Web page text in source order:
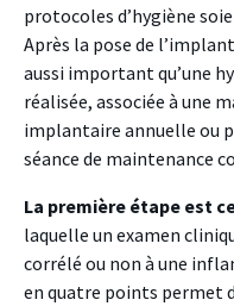
protocoles d’hygiène
Après la pose de
aussi important qu’une
réalisée, associée à une
implantaire annuelle ou
séance de maintenance
La première étape est
laquelle un examen
corrélé ou non à une
en quatre points permet